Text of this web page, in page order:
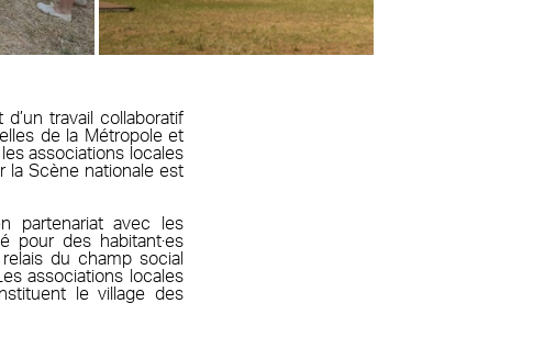
travail collaboratif
de la Métropole et
associations locales
la Scène nationale est
partenariat avec les
pour des habitant·es
du champ social
associations locales
le village des